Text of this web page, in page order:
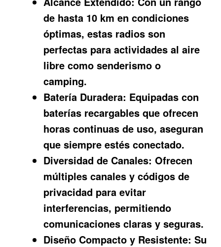
de hasta 10 km en condiciones
óptimas, estas radios son
perfectas para actividades al aire
libre como senderismo o
camping.
Batería Duradera: Equipadas con
baterías recargables que ofrecen
horas continuas de uso, aseguran
que siempre estés conectado.
Diversidad de Canales: Ofrecen
múltiples canales y códigos de
privacidad para evitar
interferencias, permitiendo
comunicaciones claras y seguras.
Diseño Compacto y Resistente: Su